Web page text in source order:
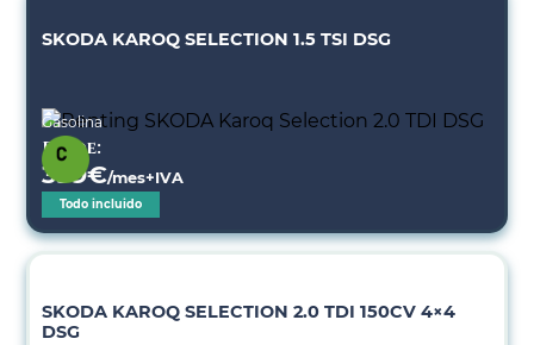
SKODA KAROQ SELECTION 1.5 TSI DSG
Gasolina
Desde:
399€/mes+IVA
Todo incluido
SKODA KAROQ SELECTION 2.0 TDI 150CV 4×4
DSG